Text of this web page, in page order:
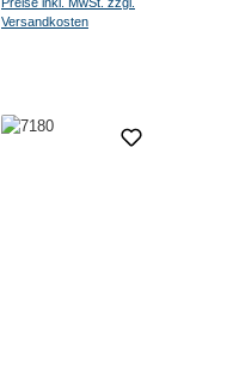
Preise inkl. MwSt. zzgl.
Versandkosten